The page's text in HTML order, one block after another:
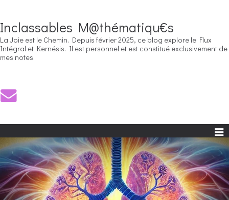
Inclassables M@thématiqu€s
La Joie est le Chemin. Depuis février 2025, ce blog explore le Flux
Intégral et Kernésis. Il est personnel et est constitué exclusivement de
mes notes.